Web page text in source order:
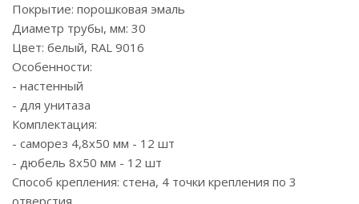
Покрытие: порошковая эмаль
Диаметр трубы, мм: 30
Цвет: белый, RAL 9016
Особенности:
- настенный
- для унитаза
Комплектация:
- саморез 4,8х50 мм - 12 шт
- дюбель 8х50 мм - 12 шт
Способ крепления: стена, 4 точки крепления по 3
отверстия